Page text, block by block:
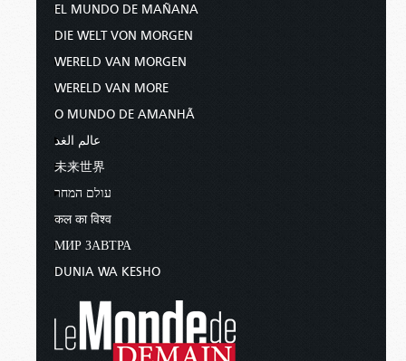
EL MUNDO DE MAÑANA
DIE WELT VON MORGEN
WERELD VAN MORGEN
WERELD VAN MORE
O MUNDO DE AMANHÃ
عالم الغد
未来世界
עולם המחר
कल का विश्व
МИР ЗАВТРА
DUNIA WA KESHO